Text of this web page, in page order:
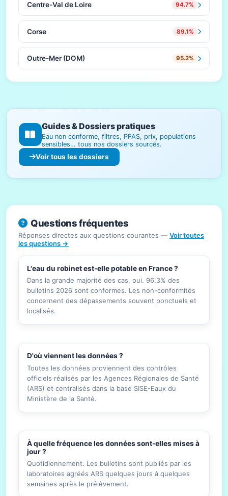
Centre-Val de Loire 94.7%
Corse 89.1%
Outre-Mer (DOM) 95.2%
Guides & Dossiers pratiques
Eau non conforme, filtres, PFAS, prix, populations
sensibles… tous nos dossiers sourcés.
Voir tous les dossiers
Questions fréquentes
Réponses directes aux questions courantes — Voir toutes
les questions →
L'eau du robinet est-elle potable en France ?
Dans la grande majorité des cas, oui. 96.3% des
bulletins 2026 sont conformes. Les non-conformités
concernent des dépassements souvent ponctuels et
localisés.
D'où viennent les données ?
Toutes les données proviennent des contrôles
officiels réalisés par les Agences Régionales de Santé
(ARS) et centralisés dans la base SISE-Eaux du
Ministère de la Santé.
À quelle fréquence les données sont-elles mises à
jour ?
Quotidiennement. Les bulletins sont publiés par les
laboratoires agréés ARS quelques jours à quelques
semaines après le prélèvement.